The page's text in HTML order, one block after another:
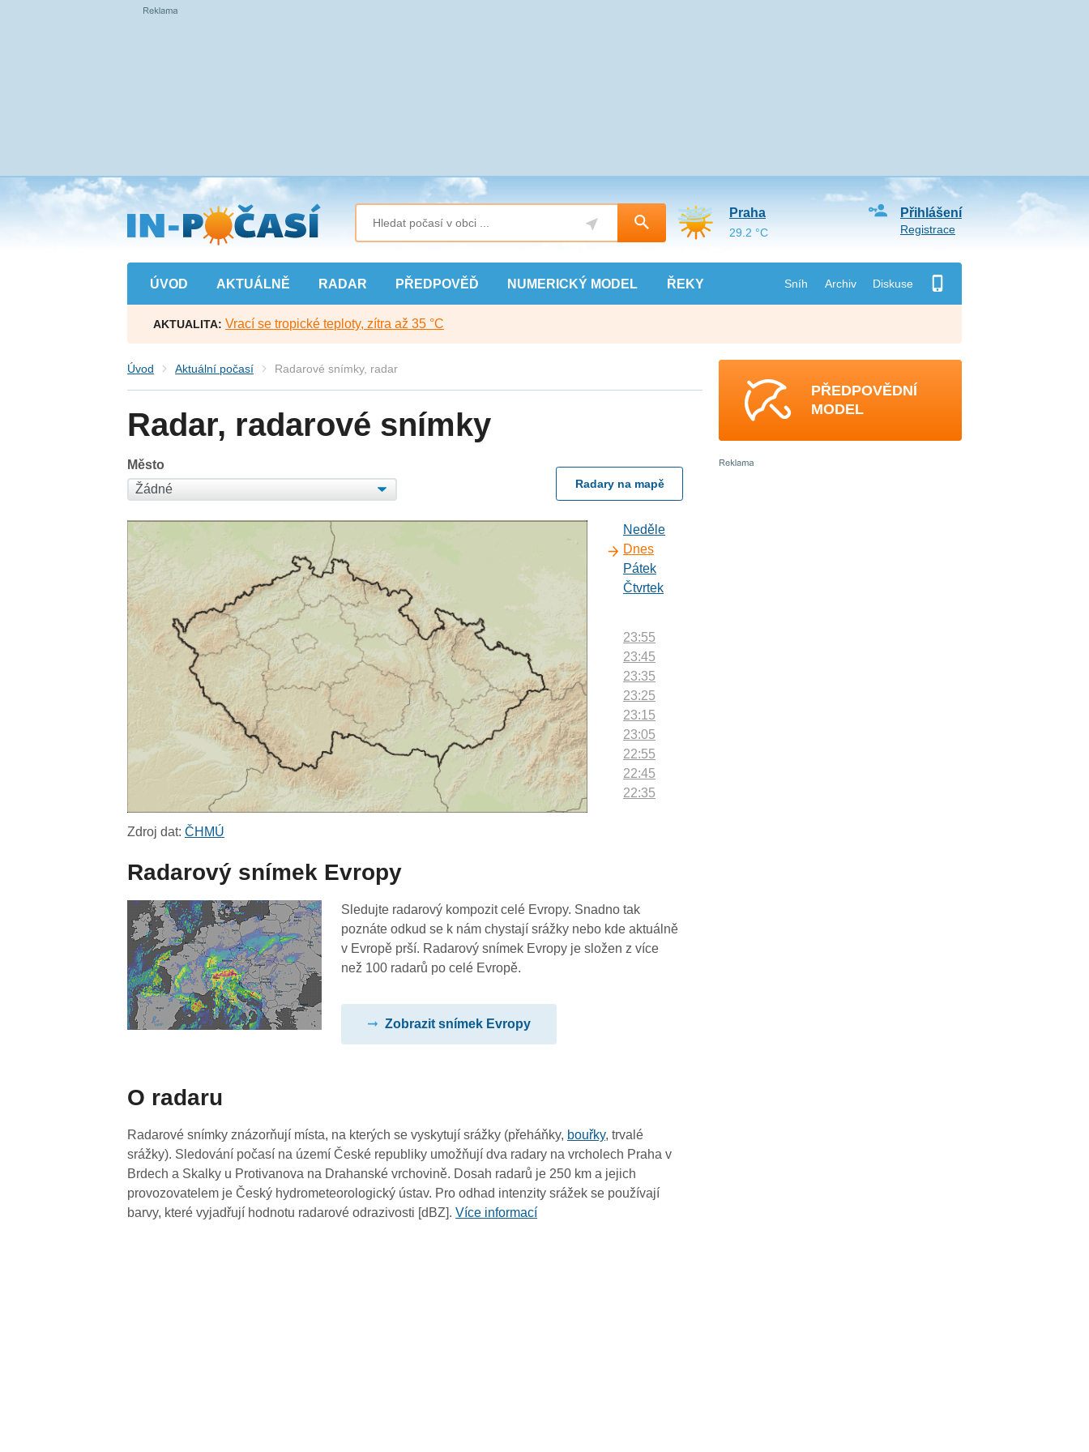
Přejít
na
hlavní
obsah
ÚVOD AKTUÁLNĚ RADAR PŘEDPOVĚĎ NUMERICKÝ MODEL ŘEKY Sníh Archiv Diskuse
Přihlášení
Registrace
Praha
29.2 °C
AKTUALITA: Vrací se tropické teploty, zítra až 35 °C
Úvod Aktuální počasí Radarové snímky, radar
Radar, radarové snímky
Město
Radary na mapě
Neděle
Dnes
Pátek
Čtvrtek
23:55
23:45
23:35
23:25
23:15
23:05
22:55
22:45
22:35
21:35
21:25
21:15
19:35
19:25
19:15
19:05
Zdroj dat:ČHMÚ
Radarový snímek Evropy
Sledujte radarový kompozit celé Evropy. Snadno tak
poznáte odkud se k nám chystají srážky nebo kde aktuálně
v Evropě prší. Radarový snímek Evropy je složen z více
než 100 radarů po celé Evropě.
Zobrazit snímek Evropy
O radaru
Radarové snímky znázorňují místa, na kterých se vyskytují srážky (přeháňky, bouřky, trvalé
srážky). Sledování počasí na území České republiky umožňují dva radary na vrcholech Praha v
Brdech a Skalky u Protivanova na Drahanské vrchovině. Dosah radarů je 250 km a jejich
provozovatelem je Český hydrometeorologický ústav. Pro odhad intenzity srážek se používají
barvy, které vyjadřují hodnotu radarové odrazivosti [dBZ].Více informací
PŘEDPOVĚDNÍ
MODEL